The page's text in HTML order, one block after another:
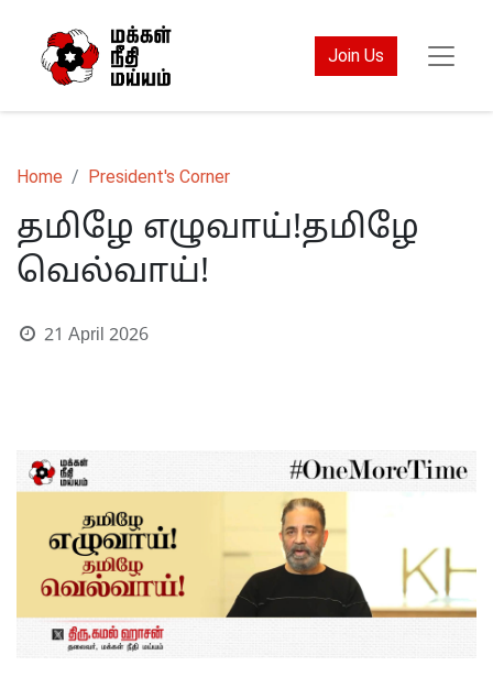
Join Us
Home President's Corner
தமிழே எழுவாய்!தமிழே
வெல்வாய்!
21 April 2026